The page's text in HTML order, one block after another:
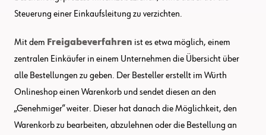
Steuerung einer Einkaufsleitung zu verzichten.
Mit dem Freigabeverfahren ist es etwa möglich, einem
zentralen Einkäufer in einem Unternehmen die Übersicht über
alle Bestellungen zu geben. Der Besteller erstellt im Würth
Onlineshop einen Warenkorb und sendet diesen an den
„Genehmiger“ weiter. Dieser hat danach die Möglichkeit, den
Warenkorb zu bearbeiten, abzulehnen oder die Bestellung an